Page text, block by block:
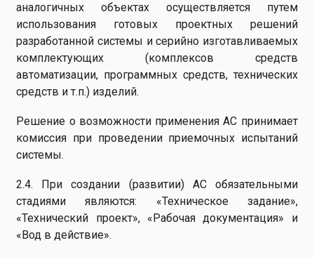
аналогичных объектах осуществляется путем
использования готовых проектных решений
разработанной системы и серийно изготавливаемых
комплектующих (комплексов средств
автоматизации, программных средств, технических
средств и т.п.) изделий.
Решение о возможности применения АС принимает
комиссия при проведении приемочных испытаний
системы.
2.4. При создании (развитии) АС обязательными
стадиями являются: «Техническое задание»,
«Технический проект», «Рабочая документация» и
«Вод в действие».